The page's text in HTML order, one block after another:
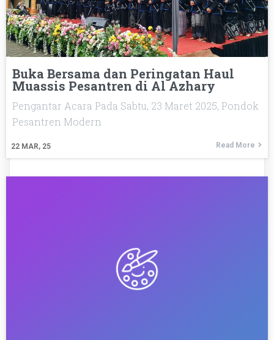
Buka Bersama dan Peringatan Haul
Muassis Pesantren di Al Azhary
22 MAR, 25
Pengantar Acara Pada Sabtu, 23 Maret 2025, Pondok
Pesantren Modern
Read More